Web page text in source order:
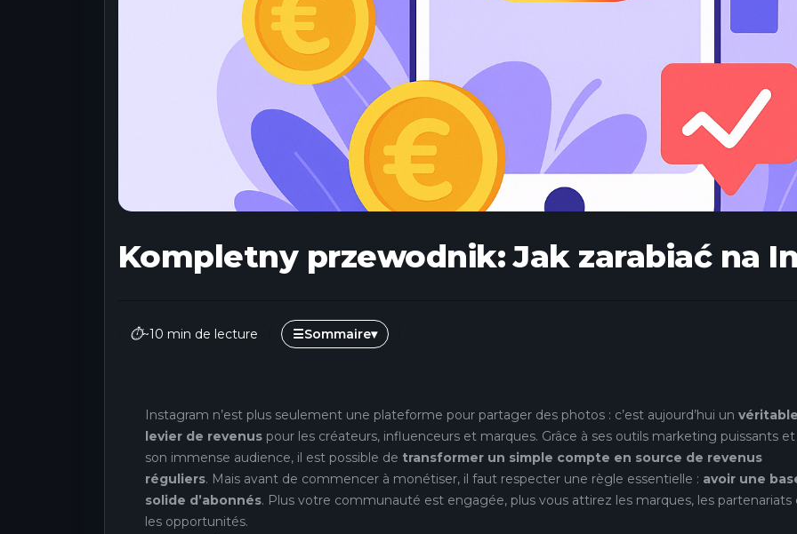
Kompletny przewodnik: Jak zarabiać na
⏱~10 min de lecture ☰Sommaire▾
Instagram n’est plus seulement une plateforme pour partager des photos : c’est aujourd’hui un
levier de revenus pour les créateurs, influenceurs et marques. Grâce à ses outils marketing puissants et
son immense audience, il est possible de transformer un simple compte en source de revenus
réguliers. Mais avant de commencer à monétiser, il faut respecter une règle essentielle : avoir une
solide d’abonnés. Plus votre communauté est engagée, plus vous attirez les marques, les partenariats
les opportunités.